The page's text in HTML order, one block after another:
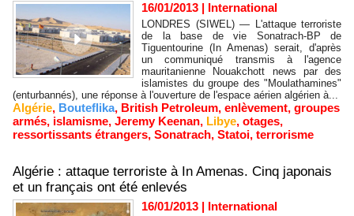
16/01/2013 | International
LONDRES (SIWEL) — L'attaque terroriste
de la base de vie Sonatrach-BP de
Tiguentourine (In Amenas) serait, d'après
un communiqué transmis à l'agence
mauritanienne Nouakchott news par des
islamistes du groupe des "Moulathamines"
(enturbannés), une réponse à l'ouverture de l'espace aérien algérien à...
Algérie, Bouteflika, British Petroleum, enlèvement, groupes
armés, islamisme, Jeremy Keenan, Libye, otages,
ressortissants étrangers, Sonatrach, Statoi, terrorisme
Algérie : attaque terroriste à In Amenas. Cinq japonais
et un français ont été enlevés
16/01/2013 | International